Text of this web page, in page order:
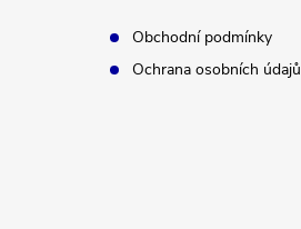
Obchodní podmínky
Ochrana osobních údajů